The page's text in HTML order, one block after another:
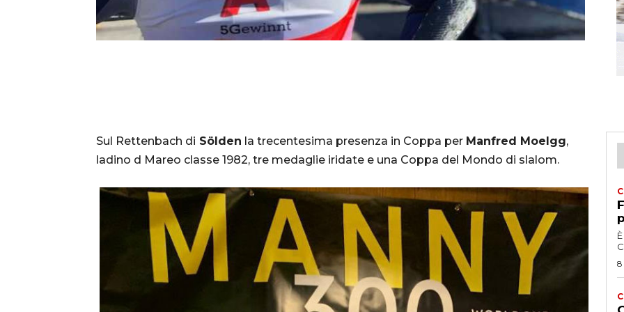
Sul Rettenbach di Sölden la trecentesima presenza in Coppa per Manfred Moelgg,
ladino d Mareo classe 1982, tre medaglie iridate e una Coppa del Mondo di slalom.
8